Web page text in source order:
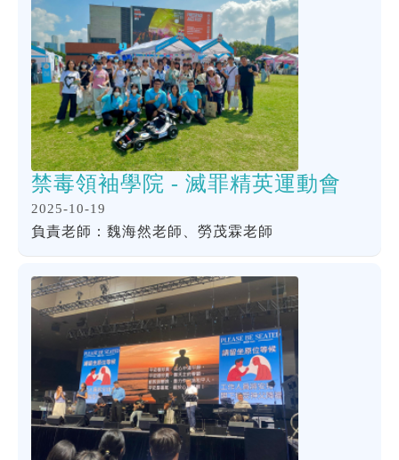
禁毒領袖學院 - 滅罪精英運動會
2025-10-19
負責老師：魏海然老師、勞茂霖老師